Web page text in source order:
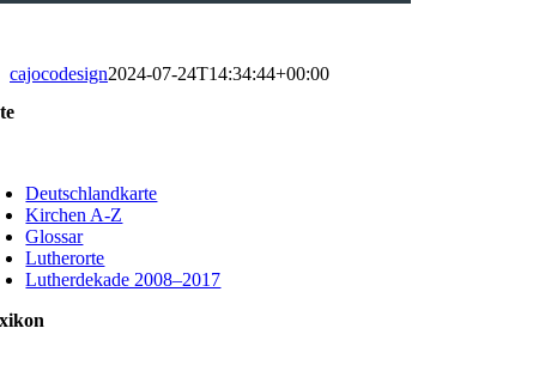
cajocodesign2024-07-24T14:34:44+00:00
Deutschlandkarte
Kirchen A-Z
Glossar
Lutherorte
Lutherdekade 2008–2017